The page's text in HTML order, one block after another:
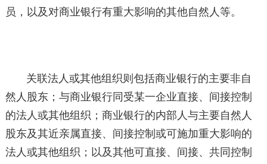
员，以及对商业银行有重大影响的其他自然人等。
关联法人或其他组织则包括商业银行的主要非自
然人股东；与商业银行同受某一企业直接、间接控制
的法人或其他组织；商业银行的内部人与主要自然人
股东及其近亲属直接、间接控制或可施加重大影响的
法人或其他组织；以及其他可直接、间接、共同控制